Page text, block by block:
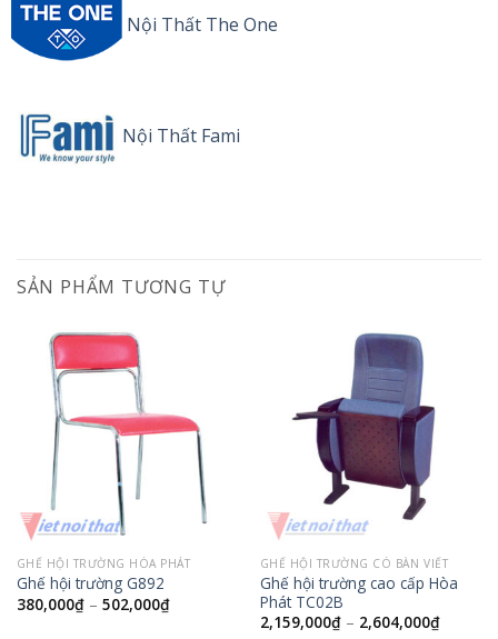
Nội Thất The One
Nội Thất Fami
SẢN PHẨM TƯƠNG TỰ
GHẾ HỘI TRƯỜNG HÒA PHÁT
Ghế hội trường G892
380,000₫– 502,000₫
GHẾ HỘI TRƯỜNG CÓ BÀN VIẾT
Ghế hội trường cao cấp Hòa
Phát TC02B
2,159,000₫– 2,604,000₫